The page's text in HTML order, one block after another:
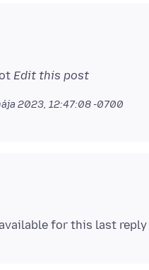
Edit this post
2023, 12:47:08 -0700